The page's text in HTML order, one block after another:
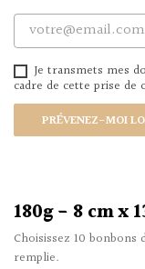
Je transmets mes
cadre de cette prise de
PRÉVENEZ-MOI
180g - 8 cm x
Choisissez 10
remplie.